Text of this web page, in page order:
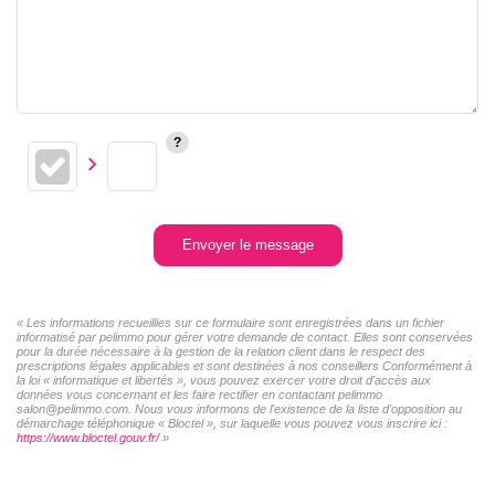
Envoyer le message
« Les informations recueillies sur ce formulaire sont enregistrées dans un fichier
informatisé par pelimmo pour gérer votre demande de contact. Elles sont conservées
pour la durée nécessaire à la gestion de la relation client dans le respect des
prescriptions légales applicables et sont destinées à nos conseillers Conformément à
la loi « informatique et libertés », vous pouvez exercer votre droit d'accès aux
données vous concernant et les faire rectifier en contactant pelimmo
salon@pelimmo.com. Nous vous informons de l'existence de la liste d'opposition au
démarchage téléphonique « Bloctel », sur laquelle vous pouvez vous inscrire ici :
https://www.bloctel.gouv.fr/»